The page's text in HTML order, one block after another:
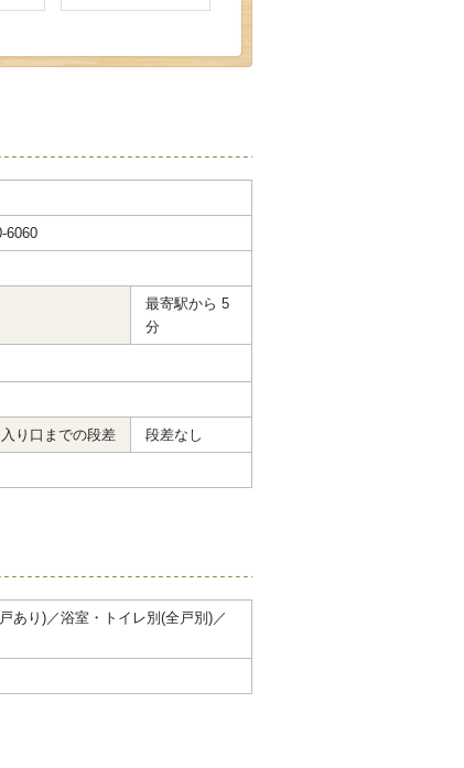
6060
最寄駅から 5
分
り口までの段差 段差なし
あり)／浴室・トイレ別(全戸別)／